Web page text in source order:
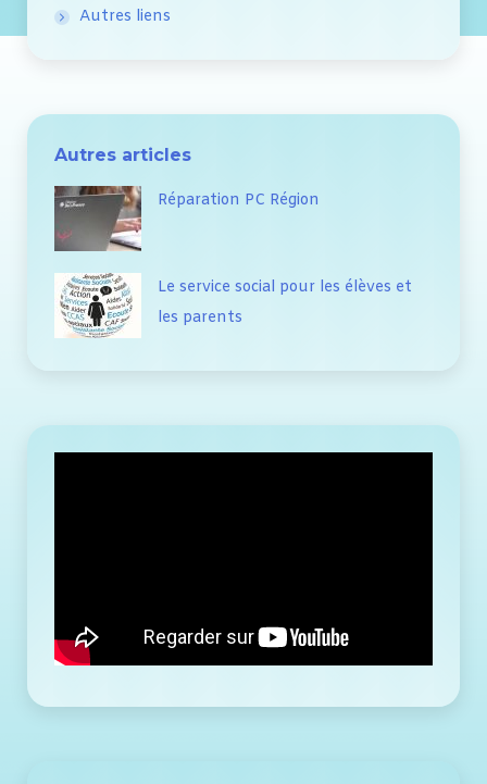
Autres liens
Autres articles
Réparation PC Région
Le service social pour les élèves et
les parents